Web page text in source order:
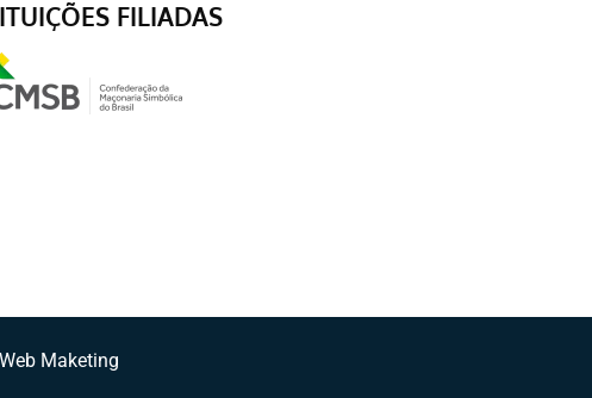
FILIADAS
Maketing